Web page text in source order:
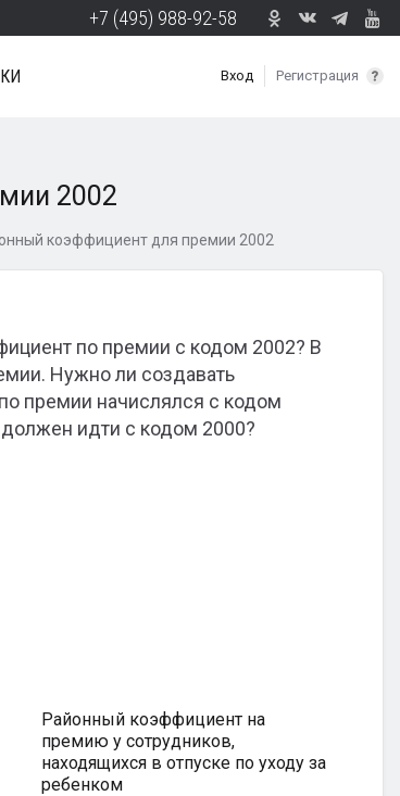
+7 (495) 988-92-58
Вход Регистрация
2002
коэффициент для премии 2002
по премии с кодом 2002? В
Нужно ли создавать
премии начислялся с кодом
идти с кодом 2000?
Районный коэффициент на
премию у сотрудников,
находящихся в отпуске по уходу за
ребенком